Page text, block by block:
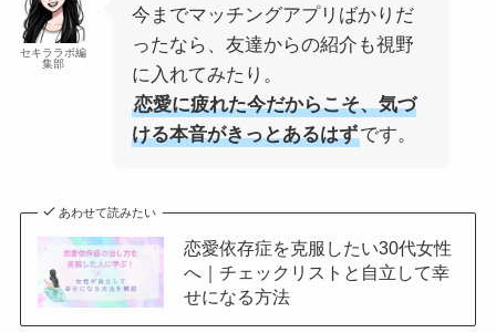
セキララボ編
集部
今までマッチングアプリばかりだ
ったなら、友達からの紹介も視野
に入れてみたり。
恋愛に疲れた今だからこそ、気づ
ける本音がきっとあるはずです。
あわせて読みたい
恋愛依存症を克服したい30代女性
へ｜チェックリストと自立して幸
せになる方法